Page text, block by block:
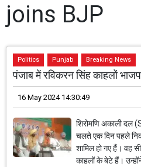
joins BJP
Politics Punjab Breaking News
पंजाब में रविकरन सिंह काहलों
16 May 2024 14:30:49
शिरोमणि अकाली दल
चलते एक दिन पहले
शामिल हो गए हैं। वह
काहलों के बेटे हैं।